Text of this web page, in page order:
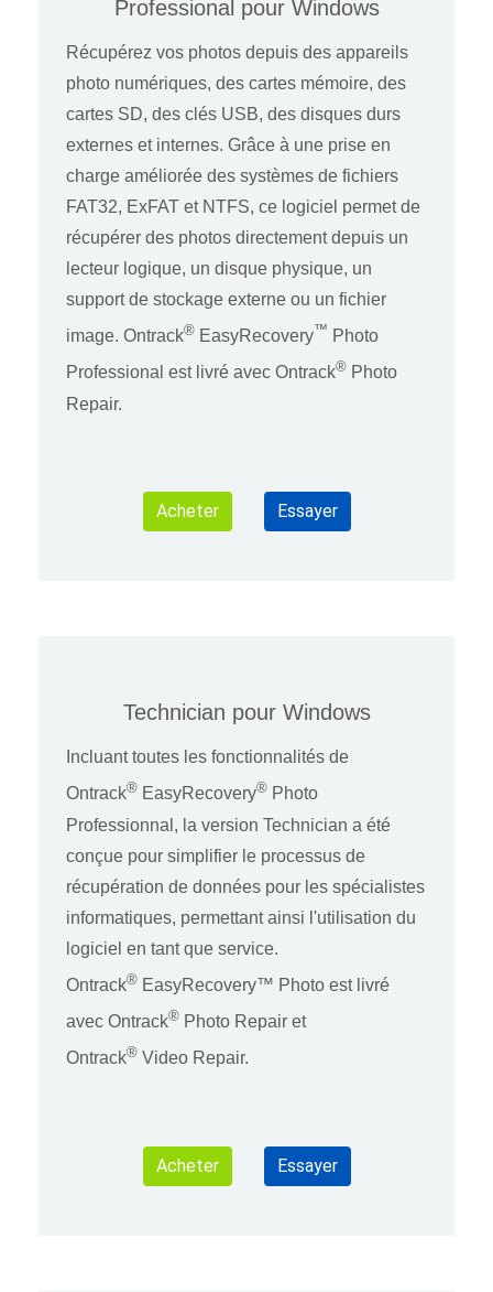
Professional pour Windows
Récupérez vos photos depuis des appareils
photo numériques, des cartes mémoire, des
cartes SD, des clés USB, des disques durs
externes et internes. Grâce à une prise en
charge améliorée des systèmes de fichiers
FAT32, ExFAT et NTFS, ce logiciel permet de
récupérer des photos directement depuis un
lecteur logique, un disque physique, un
support de stockage externe ou un fichier
image. Ontrack® EasyRecovery™ Photo
Professional est livré avec Ontrack® Photo
Repair.
Acheter Essayer
Technician pour Windows
Incluant toutes les fonctionnalités de
Ontrack® EasyRecovery® Photo
Professionnal, la version Technician a été
conçue pour simplifier le processus de
récupération de données pour les spécialistes
informatiques, permettant ainsi l'utilisation du
logiciel en tant que service.
Ontrack® EasyRecovery™ Photo est livré
avec Ontrack® Photo Repair et
Ontrack® Video Repair.
Acheter Essayer